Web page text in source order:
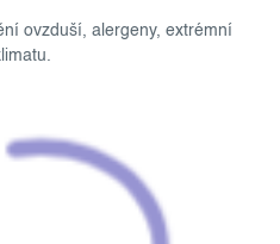
ovzduší, alergeny, extrémní